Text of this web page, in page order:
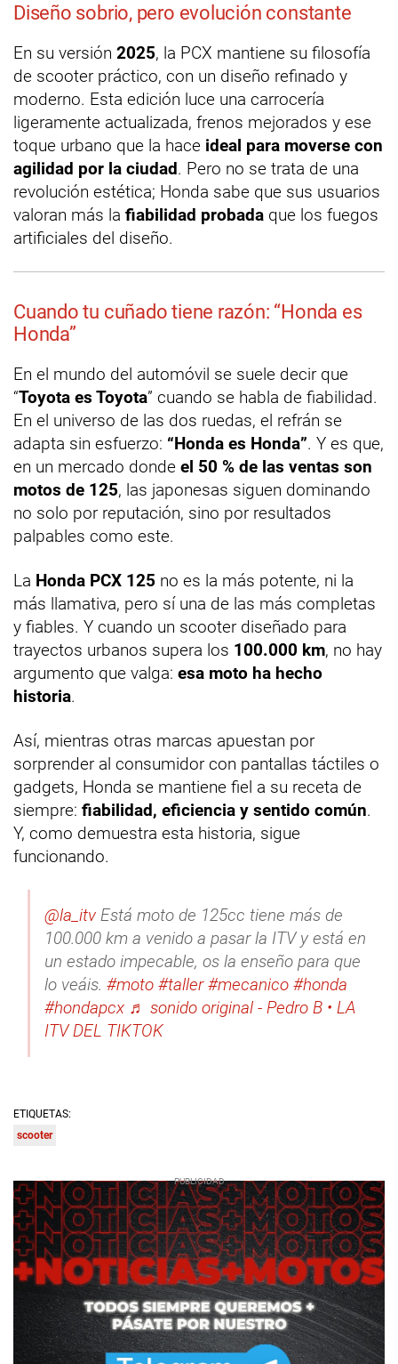
Diseño sobrio, pero evolución constante
En su versión 2025, la PCX mantiene su filosofía
de scooter práctico, con un diseño refinado y
moderno. Esta edición luce una carrocería
ligeramente actualizada, frenos mejorados y ese
toque urbano que la hace ideal para moverse con
agilidad por la ciudad. Pero no se trata de una
revolución estética; Honda sabe que sus usuarios
valoran más la fiabilidad probada que los fuegos
artificiales del diseño.
Cuando tu cuñado tiene razón: “Honda es
Honda”
En el mundo del automóvil se suele decir que
“Toyota es Toyota” cuando se habla de fiabilidad.
En el universo de las dos ruedas, el refrán se
adapta sin esfuerzo: “Honda es Honda”. Y es que,
en un mercado donde el 50 % de las ventas son
motos de 125, las japonesas siguen dominando
no solo por reputación, sino por resultados
palpables como este.
La Honda PCX 125 no es la más potente, ni la
más llamativa, pero sí una de las más completas
y fiables. Y cuando un scooter diseñado para
trayectos urbanos supera los 100.000 km, no hay
argumento que valga: esa moto ha hecho
historia.
Así, mientras otras marcas apuestan por
sorprender al consumidor con pantallas táctiles o
gadgets, Honda se mantiene fiel a su receta de
siempre: fiabilidad, eficiencia y sentido común.
Y, como demuestra esta historia, sigue
funcionando.
@la_itv Está moto de 125cc tiene más de
100.000 km a venido a pasar la ITV y está en
un estado impecable, os la enseño para que
lo veáis. #moto #taller #mecanico #honda
#hondapcx ♬ sonido original - Pedro B • LA
ITV DEL TIKTOK
ETIQUETAS:
scooter